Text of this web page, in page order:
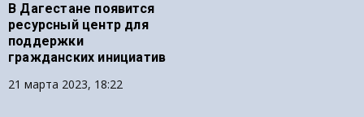
В Дагестане появится
ресурсный центр для
поддержки
гражданских инициатив
21 марта 2023, 18:22